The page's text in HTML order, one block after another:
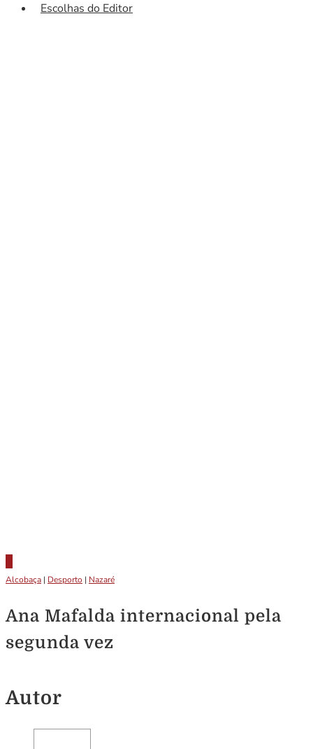
Escolhas do Editor
Alcobaça | Desporto | Nazaré
Ana Mafalda internacional pela
segunda vez
Autor